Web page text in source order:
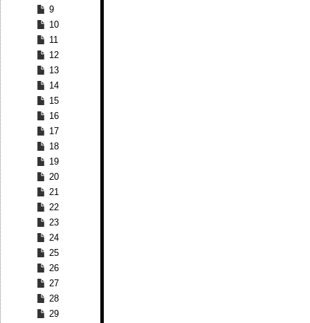
9
10
11
12
13
14
15
16
17
18
19
20
21
22
23
24
25
26
27
28
29